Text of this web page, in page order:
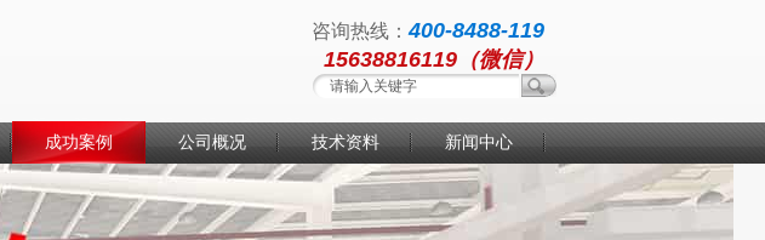
咨询热线：400-8488-119
15638816119（微信）
成功案例 公司概况 技术资料 新闻中心